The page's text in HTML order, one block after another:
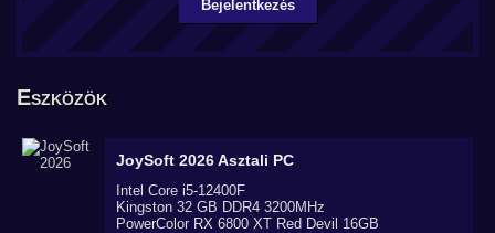
Bejelentkezés
Eszközök
JoySoft 2026Asztali PC
Intel Core i5-12400F
Kingston 32 GB DDR4 3200MHz
PowerColor RX 6800 XT Red Devil 16GB